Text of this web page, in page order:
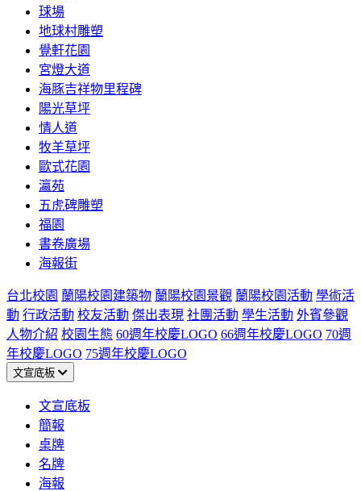
球場
地球村雕塑
覺軒花園
宮燈大道
海豚吉祥物里程碑
陽光草坪
情人道
牧羊草坪
歐式花園
瀛苑
五虎碑雕塑
福園
書卷廣場
海報街
台北校園 蘭陽校園建築物 蘭陽校園景觀 蘭陽校園活動 學術活
動 行政活動 校友活動 傑出表現 社團活動 學生活動 外賓參觀
人物介紹 校園生態 60週年校慶LOGO 66週年校慶LOGO 70週
年校慶LOGO 75週年校慶LOGO
文宣底板
文宣底板
簡報
桌牌
名牌
海報